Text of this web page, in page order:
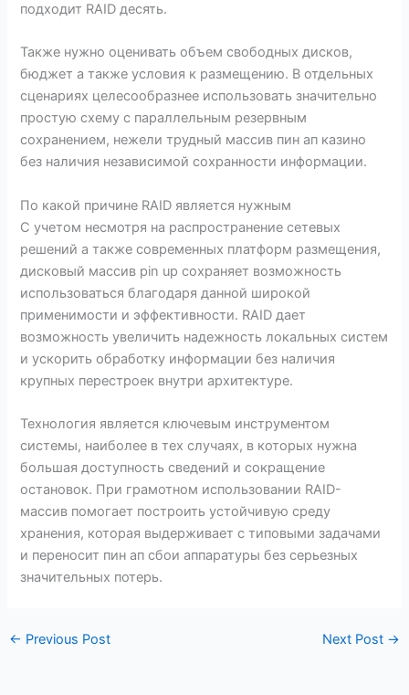
подходит RAID десять.
Также нужно оценивать объем свободных дисков,
бюджет а также условия к размещению. В отдельных
сценариях целесообразнее использовать значительно
простую схему с параллельным резервным
сохранением, нежели трудный массив пин ап казино
без наличия независимой сохранности информации.
По какой причине RAID является нужным
С учетом несмотря на распространение сетевых
решений а также современных платформ размещения,
дисковый массив pin up сохраняет возможность
использоваться благодаря данной широкой
применимости и эффективности. RAID дает
возможность увеличить надежность локальных систем
и ускорить обработку информации без наличия
крупных перестроек внутри архитектуре.
Технология является ключевым инструментом
системы, наиболее в тех случаях, в которых нужна
большая доступность сведений и сокращение
остановок. При грамотном использовании RAID-
массив помогает построить устойчивую среду
хранения, которая выдерживает с типовыми задачами
и переносит пин ап сбои аппаратуры без серьезных
значительных потерь.
← Previous Post Next Post →